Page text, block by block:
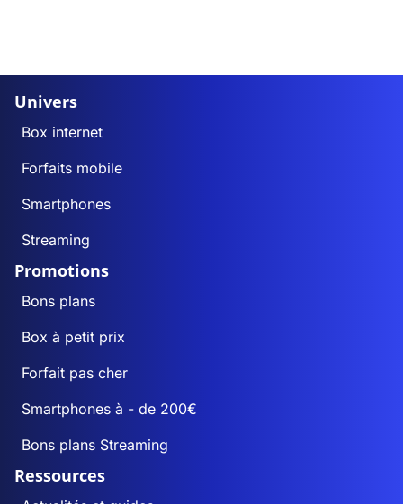
Univers
Box internet
Forfaits mobile
Smartphones
Streaming
Promotions
Bons plans
Box à petit prix
Forfait pas cher
Smartphones à - de 200€
Bons plans Streaming
Ressources